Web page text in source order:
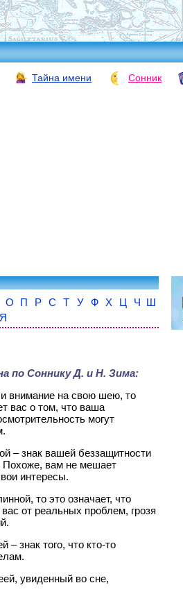
Тайна имени Сонник
О П Р С Т У Ф Х Ц Ч Ш
Я
по Соннику Д. и Н. Зима:
внимание на свою шею, то
вас о том, что ваша
могут
– знак вашей беззащитности
Похоже, вам не мешает
интересы.
то это означает, что
от реальных проблем, грозя
– знак того, что кто-то
увиденный во сне,